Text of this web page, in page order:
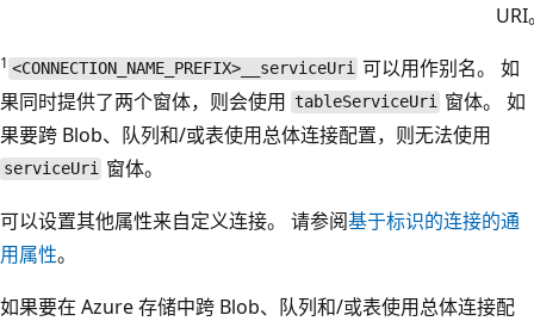
URI
1 <CONNECTION_NAME_PREFIX>__serviceUri 可以用作别名。 如
果同时提供了两个窗体，则会使用 tableServiceUri 窗体。 如
果要跨 Blob、队列和/或表使用总体连接配置，则无法使用
serviceUri 窗体。
可以设置其他属性来自定义连接。 请参阅基于标识的连接的通
用属性。
如果要在 Azure 存储中跨 Blob、队列和/或表使用总体连接配